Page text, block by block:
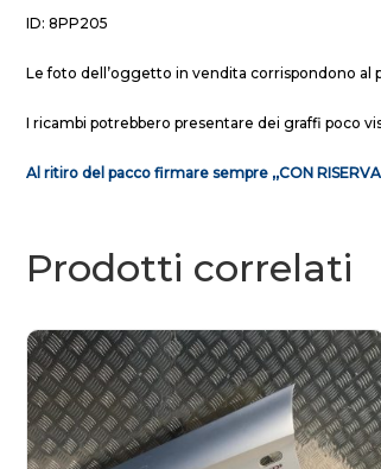
ID: 8PP205
Le foto dell’oggetto in vendita corrispondono al
I ricambi potrebbero presentare dei graffi poco
Al ritiro del pacco firmare sempre ,,CON
Prodotti correlati